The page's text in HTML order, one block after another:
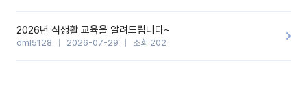
2026년 식생활 교육을 알려드립니다~
dml5128 2026-07-29 조회 202